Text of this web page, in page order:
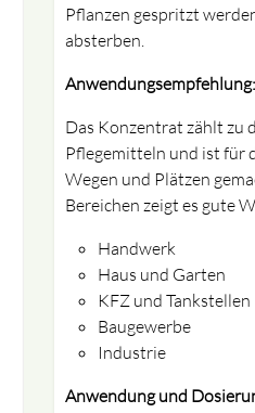
Pflanzen gespritzt
absterben.
Anwendungsempfehlung:
Das Konzentrat zählt zu
Pflegemitteln und ist für
Wegen und Plätzen
Bereichen zeigt es gute
Handwerk
Haus und Garten
KFZ und Tankstellen
Baugewerbe
Industrie
Anwendung und